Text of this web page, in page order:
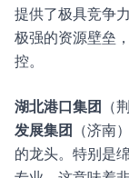
提供了极具竞争
极强的资源壁垒
控。
湖北港口集团 （
发展集团
（济南
的龙头。特别是